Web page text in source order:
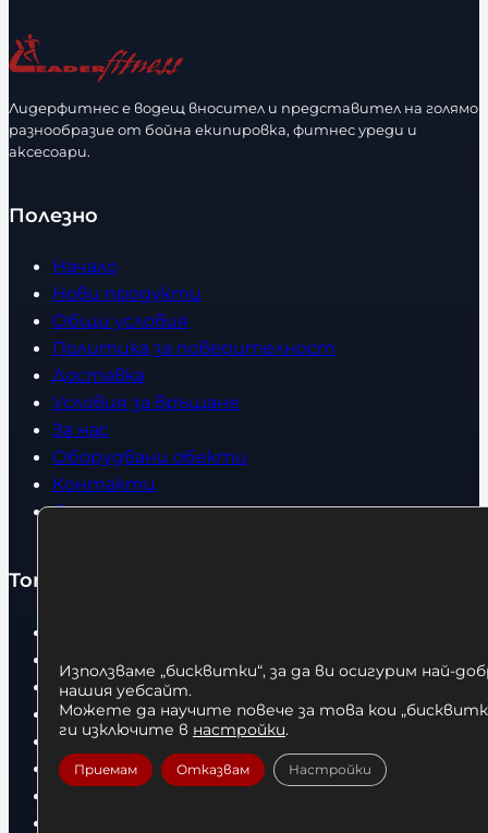
з
м
е
р
е
с
т
в
о
Лидерфитнес е водещ вносител и представител на голямо
разнообразие от бойна екипировка, фитнес уреди и
аксесоари.
Полезно
Начало
Нови продукти
Общи условия
Политика за поверителност
Доставка
Условия за връщане
За нас
Оборудвани обекти
Контакти
Статии
Топ категории
Боксови ръкавици
Дрехи
Детски дрехи
Суичъри
Използваме „бисквитки“, за да ви осигурим най-
нашия уебсайт.
Можете да научите повече за това кои
ги изключите в настройки.
Приемам Отказвам Настройки